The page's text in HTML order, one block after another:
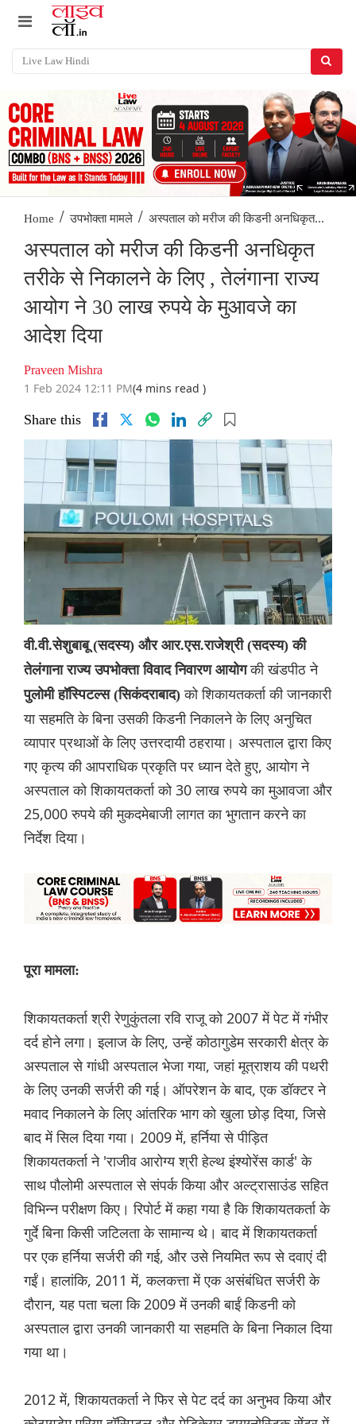
Home / उपभोक्ता मामले / अस्पताल को मरीज की किडनी अनधिकृत...
अस्पताल को मरीज की किडनी अनधिकृत
तरीके से निकालने के लिए , तेलंगाना राज्य
आयोग ने 30 लाख रुपये के मुआवजे का
आदेश दिया
Praveen Mishra
1 Feb 2024 12:11 PM(4 mins read )
Share this
वी.वी.सेशुबाबू (सदस्य) और आर.एस.राजेश्री (सदस्य) की
तेलंगाना राज्य उपभोक्ता विवाद निवारण आयोगकी खंडपीठ ने
पुलोमी हॉस्पिटल्स (सिकंदराबाद) को शिकायतकर्ता की जानकारी
या सहमति के बिना उसकी किडनी निकालने के लिए अनुचित
व्यापार प्रथाओं के लिए उत्तरदायी ठहराया। अस्पताल द्वारा किए
गए कृत्य की आपराधिक प्रकृति पर ध्यान देते हुए, आयोग ने
अस्पताल को शिकायतकर्ता को 30 लाख रुपये का मुआवजा और
25,000 रुपये की मुकदमेबाजी लागत का भुगतान करने का
निर्देश दिया।
पूरा मामला:
शिकायतकर्ता श्री रेणुकुंतला रवि राजू को 2007 में पेट में गंभीर
दर्द होने लगा। इलाज के लिए, उन्हें कोठागुडेम सरकारी क्षेत्र के
अस्पताल से गांधी अस्पताल भेजा गया, जहां मूत्राशय की पथरी
के लिए उनकी सर्जरी की गई। ऑपरेशन के बाद, एक डॉक्टर ने
मवाद निकालने के लिए आंतरिक भाग को खुला छोड़ दिया, जिसे
बाद में सिल दिया गया। 2009 में, हर्निया से पीड़ित
शिकायतकर्ता ने 'राजीव आरोग्य श्री हेल्थ इंश्योरेंस कार्ड' के
साथ पौलोमी अस्पताल से संपर्क किया और अल्ट्रासाउंड सहित
विभिन्न परीक्षण किए। रिपोर्ट में कहा गया है कि शिकायतकर्ता के
गुर्दे बिना किसी जटिलता के सामान्य थे। बाद में शिकायतकर्ता
पर एक हर्निया सर्जरी की गई, और उसे नियमित रूप से दवाएं दी
गईं। हालांकि, 2011 में, कलकत्ता में एक असंबंधित सर्जरी के
दौरान, यह पता चला कि 2009 में उनकी बाईं किडनी को
अस्पताल द्वारा उनकी जानकारी या सहमति के बिना निकाल दिया
गया था।
2012 में, शिकायतकर्ता ने फिर से पेट दर्द का अनुभव किया और